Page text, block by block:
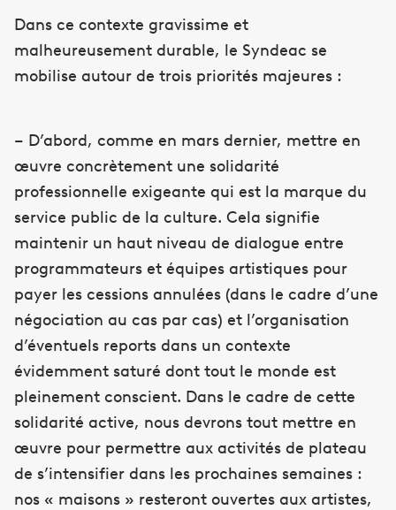
Dans ce contexte gravissime et
malheureusement durable, le Syndeac se
mobilise autour de trois priorités majeures :
– D’abord, comme en mars dernier, mettre en
œuvre concrètement une solidarité
professionnelle exigeante qui est la marque du
service public de la culture. Cela signifie
maintenir un haut niveau de dialogue entre
programmateurs et équipes artistiques pour
payer les cessions annulées (dans le cadre d’une
négociation au cas par cas) et l’organisation
d’éventuels reports dans un contexte
évidemment saturé dont tout le monde est
pleinement conscient. Dans le cadre de cette
solidarité active, nous devrons tout mettre en
œuvre pour permettre aux activités de plateau
de s’intensifier dans les prochaines semaines :
nos « maisons » resteront ouvertes aux artistes,